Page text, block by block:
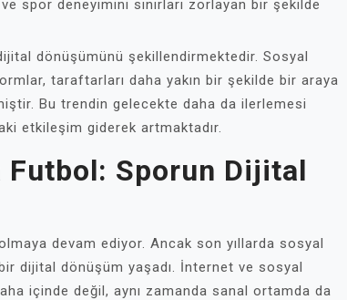
spor deneyimini sınırları zorlayan bir şekilde
dönüşümünü şekillendirmektedir. Sosyal
taraftarları daha yakın bir şekilde bir araya
Bu trendin gelecekte daha da ilerlemesi
etkileşim giderek artmaktadır.
Futbol: Sporun Dijital
devam ediyor. Ancak son yıllarda sosyal
dijital dönüşüm yaşadı. İnternet ve sosyal
içinde değil, aynı zamanda sanal ortamda da